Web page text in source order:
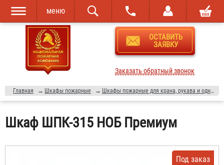
Перейти к
основному
содержанию
Skip to
navigation
меню
ОСТАВИТЬ
ЗАЯВКУ
Заказать обратный звонок
Главная → Шкафы пожарные → Шкафы пожарные для крана, рукава и одного огнетушителя (ШПК-315)
Шкаф ШПК-315 НОБ Премиум
Под заказ